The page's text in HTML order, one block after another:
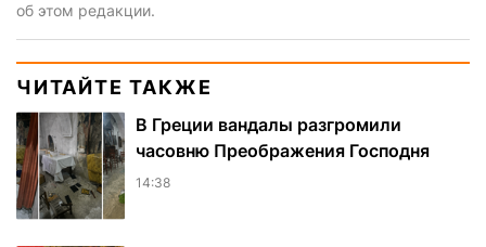
об этом редакции.
ЧИТАЙТЕ ТАКЖЕ
В Греции вандалы разгромили
часовню Преображения Господня
14:38